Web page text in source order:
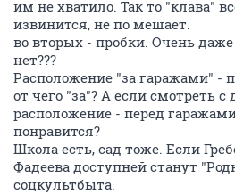
им не хватило. Так то "клава"
извинится, не по мешает.
во вторых - пробки. Очень даже
нет???
Расположение "за гаражами" -
от чего "за"? А если смотреть с
расположение - перед
понравится?
Школа есть, сад тоже. Если
Фадеева доступней станут
соцкультбыта.